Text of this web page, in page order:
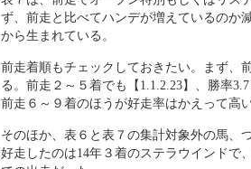
ず、前走と比べてハンデが増えているのか
から生まれている。
前走着順もチェックしておきたい。まず、
る。前走２～５着でも【1.1.2.23】、勝率
前走６～９着のほうが好走率はかえって高
そのほか、表６と表７の集計対象外の馬、
好走したのは14年３着のステラウインドで